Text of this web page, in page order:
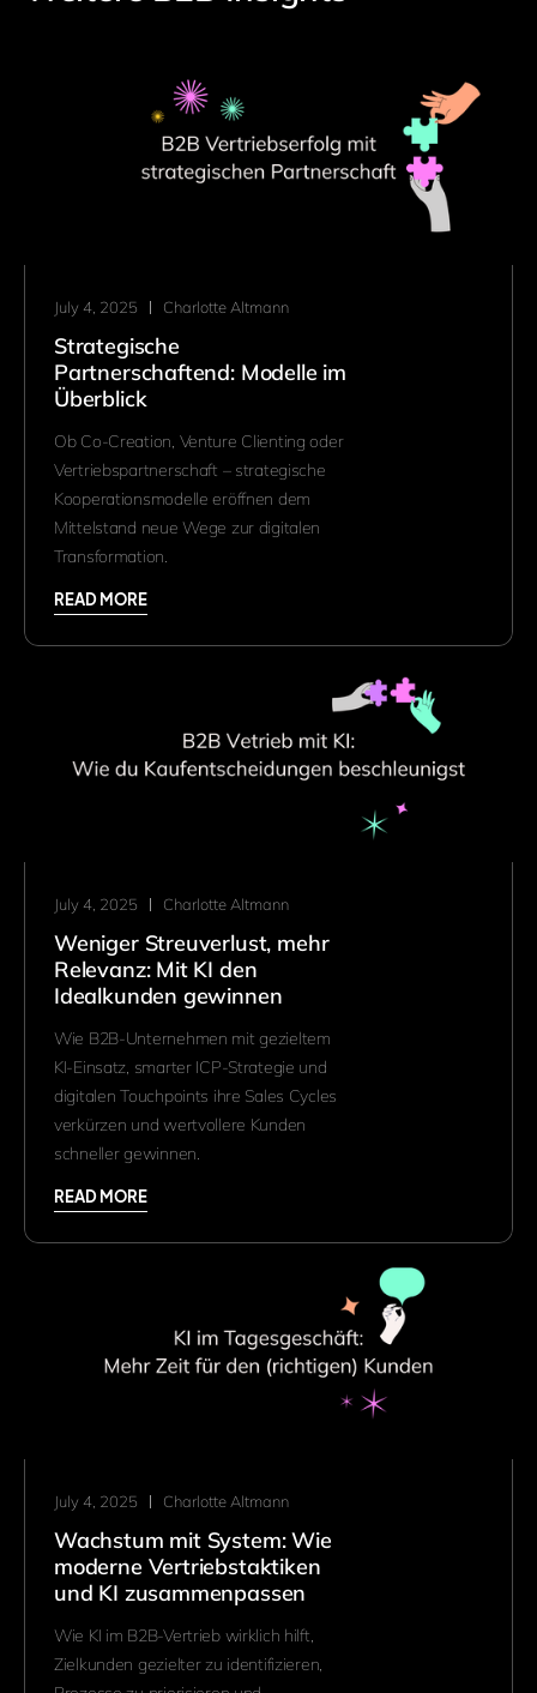
July 4, 2025 Charlotte Altmann
Strategische
Partnerschaftend: Modelle im
Überblick
Ob Co-Creation, Venture Clienting oder
Vertriebspartnerschaft – strategische
Kooperationsmodelle eröffnen dem
Mittelstand neue Wege zur digitalen
Transformation.
READ MORE
July 4, 2025 Charlotte Altmann
Weniger Streuverlust, mehr
Relevanz: Mit KI den
Idealkunden gewinnen
Wie B2B-Unternehmen mit gezieltem
KI-Einsatz, smarter ICP-Strategie und
digitalen Touchpoints ihre Sales Cycles
verkürzen und wertvollere Kunden
schneller gewinnen.
READ MORE
July 4, 2025 Charlotte Altmann
Wachstum mit System: Wie
moderne Vertriebstaktiken
und KI zusammenpassen
Wie KI im B2B-Vertrieb wirklich hilft,
Zielkunden gezielter zu identifizieren,